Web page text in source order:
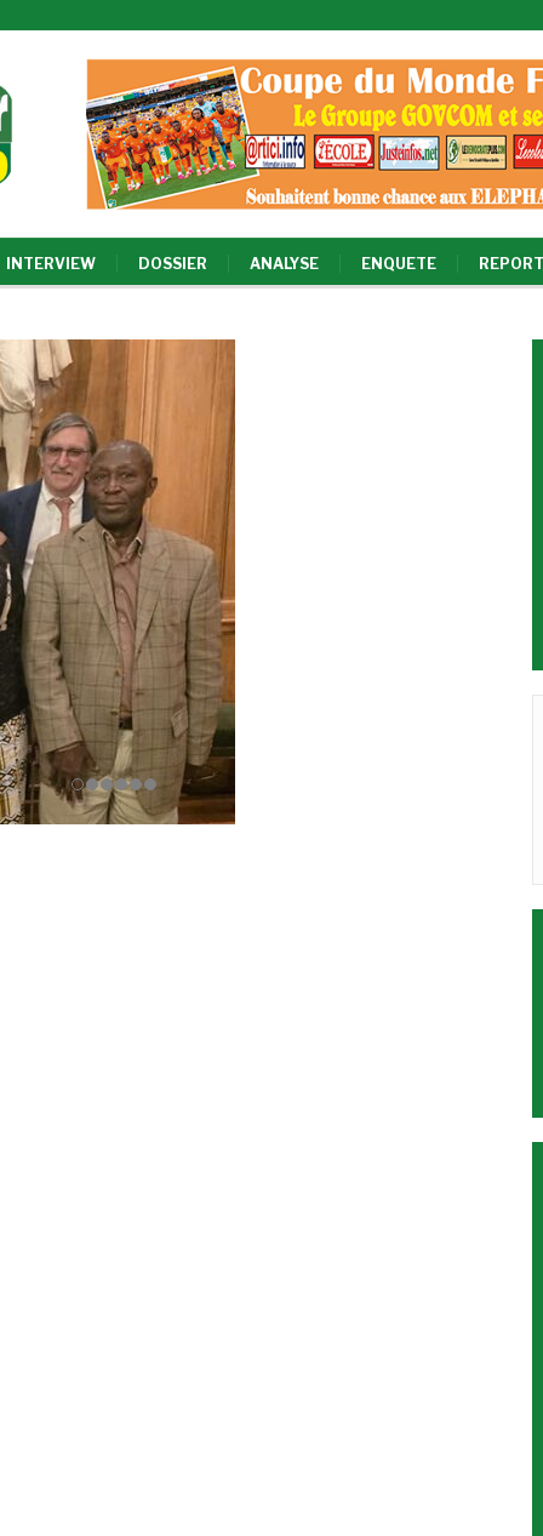
INTERVIEW DOSSIER ANALYSE ENQUETE